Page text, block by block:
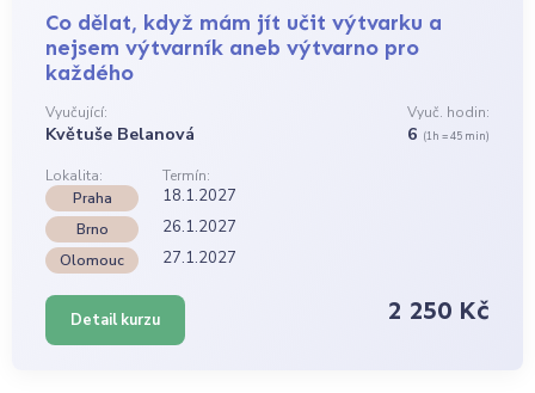
Co dělat, když mám jít učit výtvarku a
nejsem výtvarník aneb výtvarno pro
každého
Vyučující:
Květuše Belanová
Vyuč. hodin:
6 (1h = 45 min)
Lokalita:
Termín:
Praha
18.1.2027
Brno 26.1.2027
Olomouc 27.1.2027
Detail kurzu 2 250 Kč